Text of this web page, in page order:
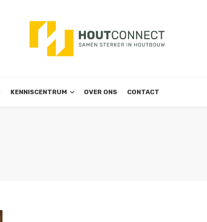
KENNISCENTRUM OVER ONS CONTACT